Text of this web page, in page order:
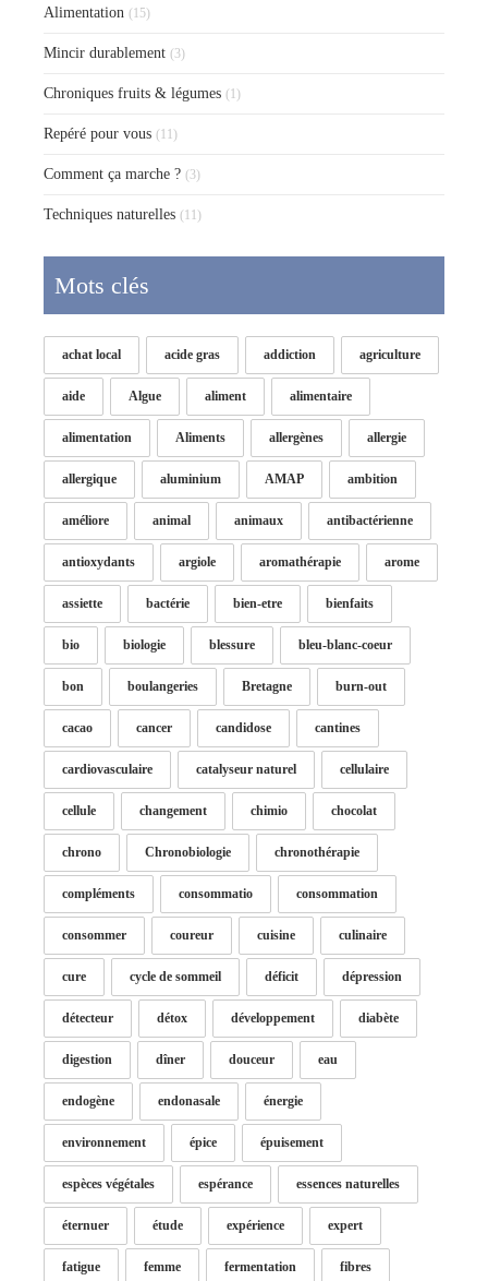
Alimentation (15)
Mincir durablement (3)
Chroniques fruits & légumes (1)
Repéré pour vous (11)
Comment ça marche ? (3)
Techniques naturelles (11)
Mots clés
achat local acide gras addiction agriculture
aide Algue aliment alimentaire
alimentation Aliments allergènes allergie
allergique aluminium AMAP ambition
améliore animal animaux antibactérienne
antioxydants argiole aromathérapie arome
assiette bactérie bien-etre bienfaits
bio biologie blessure bleu-blanc-coeur
bon boulangeries Bretagne burn-out
cacao cancer candidose cantines
cardiovasculaire catalyseur naturel cellulaire
cellule changement chimio chocolat
chrono Chronobiologie chronothérapie
compléments consommatio consommation
consommer coureur cuisine culinaire
cure cycle de sommeil déficit dépression
détecteur détox développement diabète
digestion dîner douceur eau
endogène endonasale énergie
environnement épice épuisement
espèces végétales espérance essences naturelles
éternuer étude expérience expert
fatigue femme fermentation fibres